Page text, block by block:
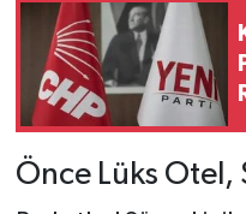
Önce Lüks Otel,